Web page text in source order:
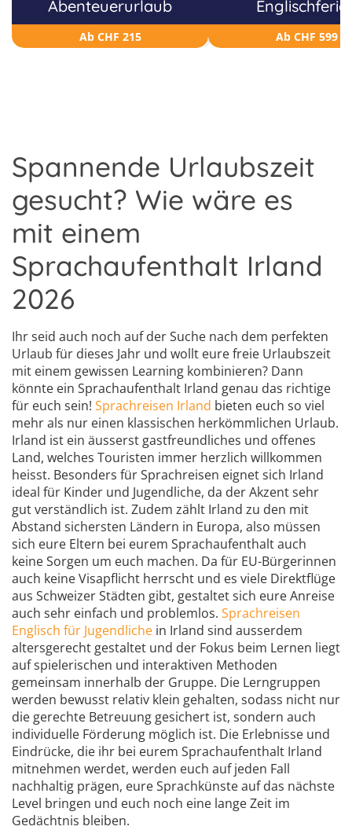
Abenteuerurlaub
Ab CHF 215 Ab CHF 599
Spannende Urlaubszeit
gesucht? Wie wäre es
mit einem
Sprachaufenthalt Irland
2026
Ihr seid auch noch auf der Suche nach dem perfekten
Urlaub für dieses Jahr und wollt eure freie Urlaubszeit
mit einem gewissen Learning kombinieren? Dann
könnte ein Sprachaufenthalt Irland genau das richtige
für euch sein! Sprachreisen Irland bieten euch so viel
mehr als nur einen klassischen herkömmlichen Urlaub.
Irland ist ein äusserst gastfreundliches und offenes
Land, welches Touristen immer herzlich willkommen
heisst. Besonders für Sprachreisen eignet sich Irland
ideal für Kinder und Jugendliche, da der Akzent sehr
gut verständlich ist. Zudem zählt Irland zu den mit
Abstand sichersten Ländern in Europa, also müssen
sich eure Eltern bei eurem Sprachaufenthalt auch
keine Sorgen um euch machen. Da für EU-Bürgerinnen
auch keine Visapflicht herrscht und es viele Direktflüge
aus Schweizer Städten gibt, gestaltet sich eure Anreise
auch sehr einfach und problemlos. Sprachreisen
Englisch für Jugendliche in Irland sind ausserdem
altersgerecht gestaltet und der Fokus beim Lernen liegt
auf spielerischen und interaktiven Methoden
gemeinsam innerhalb der Gruppe. Die Lerngruppen
werden bewusst relativ klein gehalten, sodass nicht nur
die gerechte Betreuung gesichert ist, sondern auch
individuelle Förderung möglich ist. Die Erlebnisse und
Eindrücke, die ihr bei eurem Sprachaufenthalt Irland
mitnehmen werdet, werden euch auf jeden Fall
nachhaltig prägen, eure Sprachkünste auf das nächste
Level bringen und euch noch eine lange Zeit im
Gedächtnis bleiben.